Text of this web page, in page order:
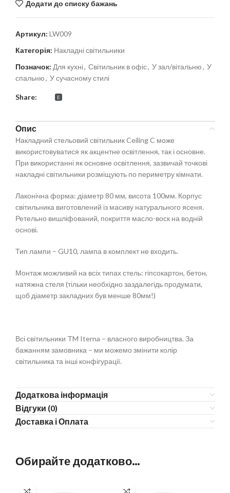
Додати до списку бажань
Артикул: LW009
Категорія: Накладні світильники
Позначок: Для кухні, Світильник в офіс, У зал/вітальню, У
спальню, У сучасному стилі
Share:
Опис
Накладний стельовий світильник Ceiling C може
використовуватися як акцентне освітлення, так і основне.
При використанні як основне освітлення, зазвичай точкові
накладні світильники розміщують по периметру кімнати.
Лаконічна форма: діаметр 80 мм, висота 100мм. Корпус
світильника виготовлений із масиву натурального ясеня.
Ретельно вишліфований, покриття масло-воск на водній
основі.
Тип лампи – GU10, лампа в комплект не входить.
Монтаж можливий на всіх типах стель: гіпсокартон, бетон,
натяжна стеля (тільки необхідно заздалегідь продумати,
щоб діаметр закладних був менше 80мм!)
Всі світильники TM Iterna – власного виробництва. За
бажанням замовника – ми можемо змінити колір
світильника та інші конфігурації.
Додаткова інформація
Відгуки (0)
Доставка і Оплата
Обирайте додатково…